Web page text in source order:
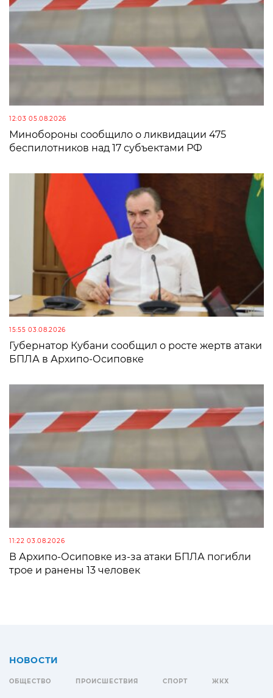
12:03 05.08.2026
Минобороны сообщило о ликвидации 475
беспилотников над 17 субъектами РФ
15:55 03.08.2026
Губернатор Кубани сообщил о росте жертв атаки
БПЛА в Архипо-Осиповке
11:22 03.08.2026
В Архипо-Осиповке из-за атаки БПЛА погибли
трое и ранены 13 человек
НОВОСТИ
ОБЩЕСТВО ПРОИСШЕСТВИЯ СПОРТ ЖКХ